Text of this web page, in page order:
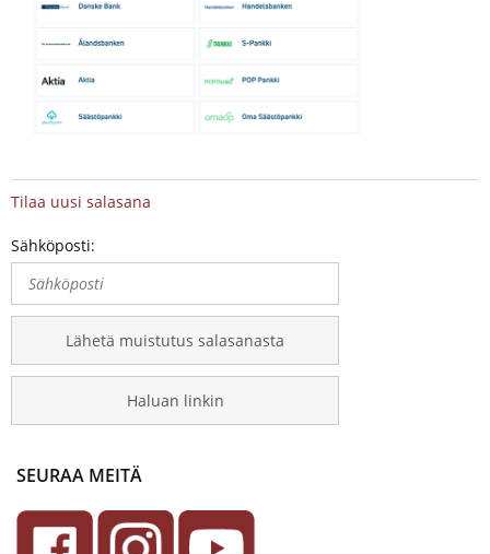
Tilaa uusi salasana
Sähköposti:
Lähetä muistutus salasanasta
Haluan linkin
SEURAA MEITÄ